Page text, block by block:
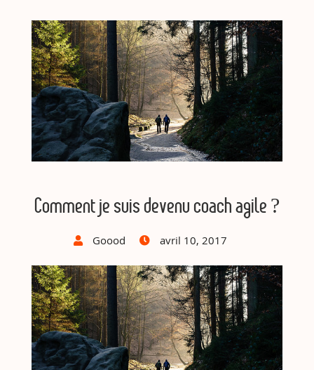
Comment je suis devenu coach agile ?
Goood avril 10, 2017